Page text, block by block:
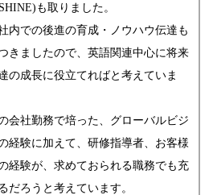
も取りました。
内での後進の育成・ノウハウ伝達も
きましたので、英語関連中心に将来
の成長に役立てればと考えていま
会社勤務で培った、グローバルビジ
経験に加えて、研修指導者、お客様
経験が、求めておられる職務でも充
だろうと考えています。